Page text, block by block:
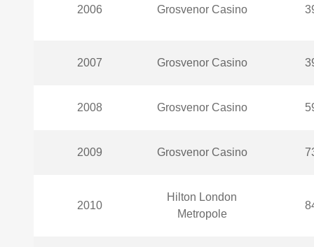
2006 Grosvenor Casino
2007 Grosvenor Casino
2008 Grosvenor Casino
2009 Grosvenor Casino
2010
Hilton London
Metropole